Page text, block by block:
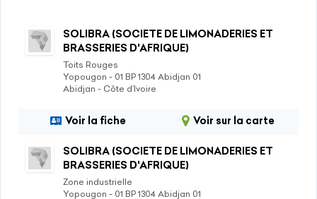
SOLIBRA (SOCIETE DE LIMONADERIES ET
BRASSERIES D'AFRIQUE)
Toits Rouges
Yopougon - 01 BP 1304 Abidjan 01
Abidjan - Côte d’Ivoire
Voir la fiche Voir sur la carte
SOLIBRA (SOCIETE DE LIMONADERIES ET
BRASSERIES D'AFRIQUE)
Zone industrielle
Yopougon - 01 BP 1304 Abidjan 01